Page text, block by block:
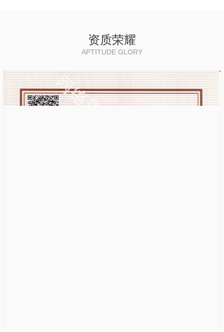
资质荣耀
APTITUDE GLORY